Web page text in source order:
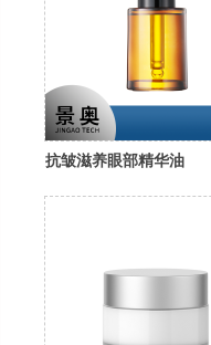
抗皱滋养眼部精华油